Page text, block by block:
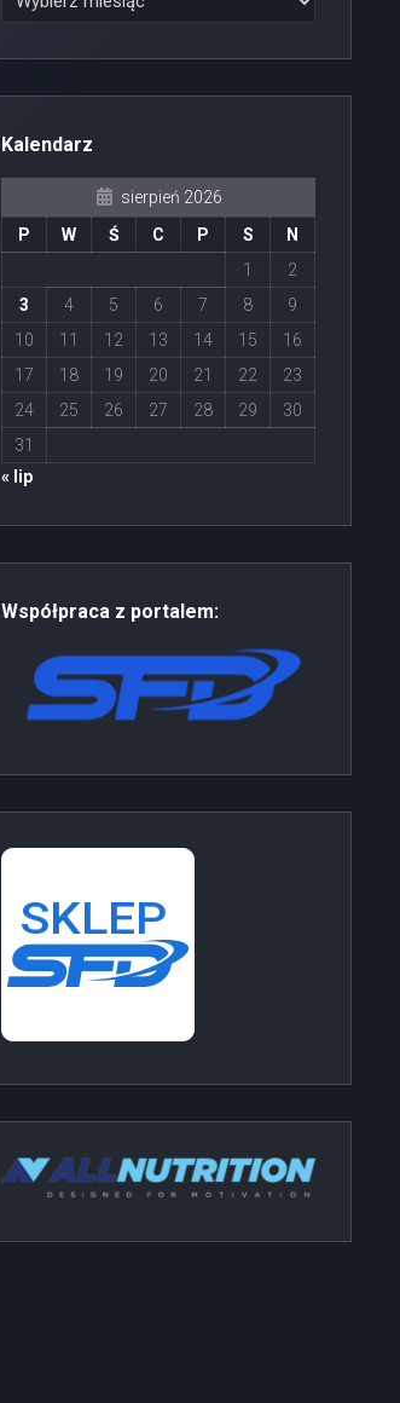
Kalendarz
sierpień 2026
P
W Ś C P S
N
1
2
3
4 5 6 7 8
9
10
11 12 13 14 15
16
17
18 19 20 21 22
23
24
25 26 27 28 29
30
31
« lip
Współpraca z portalem: